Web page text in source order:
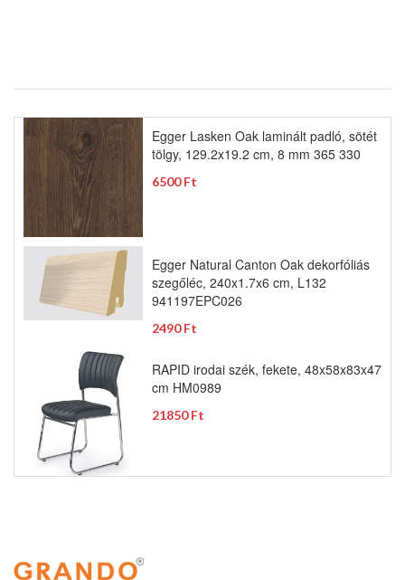
Egger Lasken Oak laminált padló, sötét
tölgy, 129.2x19.2 cm, 8 mm 365 330
6500 Ft
Egger Natural Canton Oak dekorfóliás
szegőléc, 240x1.7x6 cm, L132
941197EPC026
2490 Ft
RAPID irodai szék, fekete, 48x58x83x47
cm HM0989
21850 Ft